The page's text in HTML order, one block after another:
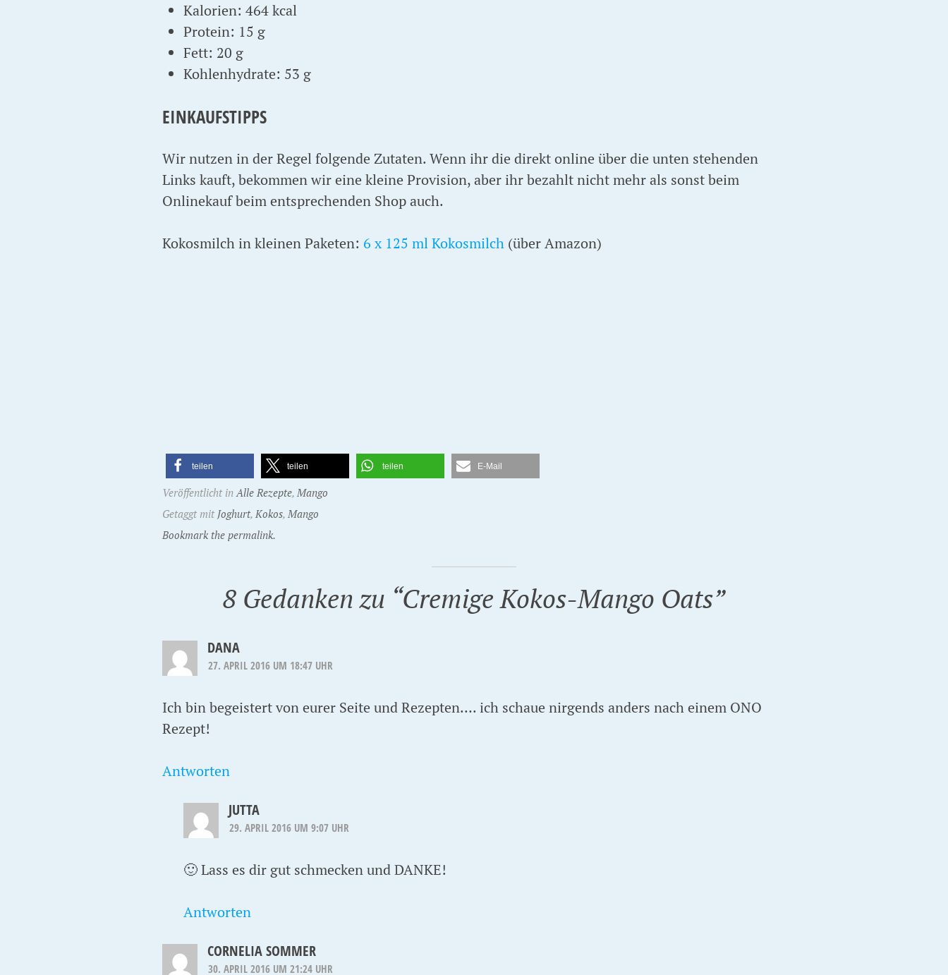
Kalorien: 464 kcal
Protein: 15 g
Fett: 20 g
Kohlenhydrate: 53 g
EINKAUFSTIPPS
Wir nutzen in der Regel folgende Zutaten. Wenn ihr die direkt online über die unten stehenden
Links kauft, bekommen wir eine kleine Provision, aber ihr bezahlt nicht mehr als sonst beim
Onlinekauf beim entsprechenden Shop auch.
Kokosmilch in kleinen Paketen: 6 x 125 ml Kokosmilch(über Amazon)
teilen teilen teilen E-Mail
Veröffentlicht inAlle Rezepte, Mango
Getaggt mit Joghurt, Kokos, Mango
Bookmark the permalink.
8 Gedanken zu “Cremige Kokos-Mango Oats”
DANA
27. APRIL 2016 UM 18:47 UHR
Ich bin begeistert von eurer Seite und Rezepten…. ich schaue nirgends anders nach einem ONO
Rezept!
Antworten
JUTTA
29. APRIL 2016 UM 9:07 UHR
🙂 Lass es dir gut schmecken und DANKE!
Antworten
CORNELIA SOMMER
30. APRIL 2016 UM 21:24 UHR